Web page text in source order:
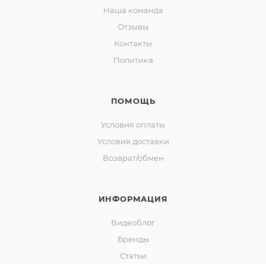
Наша команда
Отзывы
Контакты
Политика
ПОМОЩЬ
Условия оплаты
Условия доставки
Возврат/обмен
ИНФОРМАЦИЯ
Видеоблог
Бренды
Статьи